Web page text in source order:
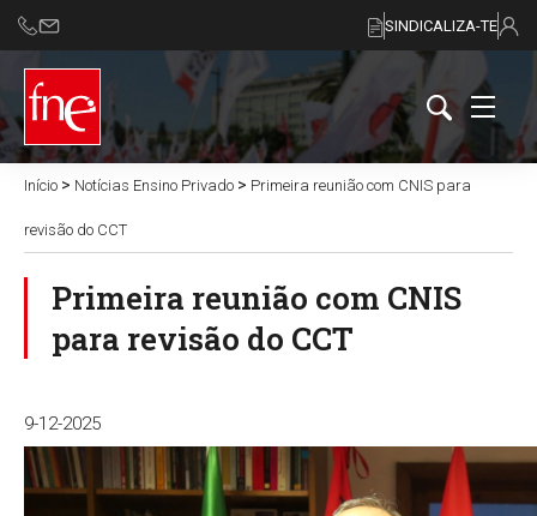
SINDICALIZA-TE
Início > Notícias Ensino Privado > Primeira reunião com CNIS para
revisão do CCT
Primeira reunião com CNIS
para revisão do CCT
9-12-2025